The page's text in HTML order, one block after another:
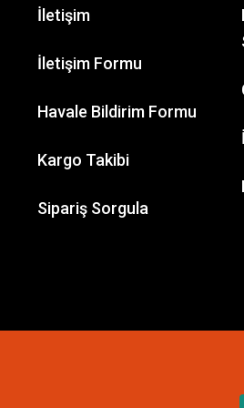
İletişim
İletişim Formu
Havale Bildirim Formu
Kargo Takibi
Sipariş Sorgula